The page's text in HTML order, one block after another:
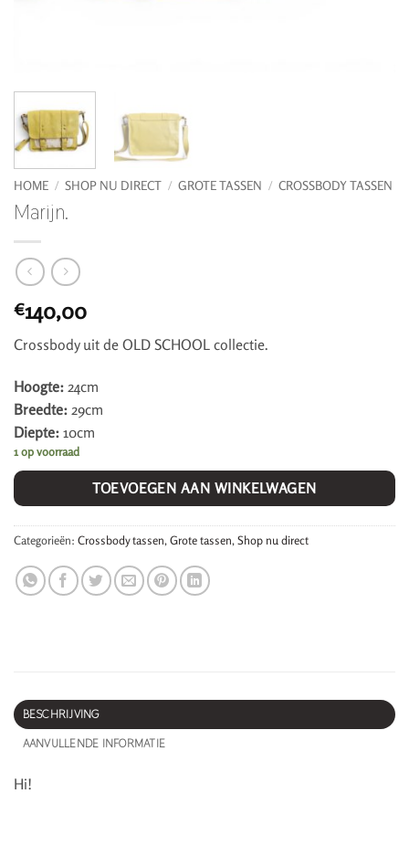
HOME / SHOP NU DIRECT / GROTE TASSEN / CROSSBODY TASSEN
Marijn.
€140,00
Crossbody uit de OLD SCHOOL collectie.
Hoogte: 24cm
Breedte: 29cm
Diepte: 10cm
1 op voorraad
TOEVOEGEN AAN WINKELWAGEN
Categorieën: Crossbody tassen, Grote tassen, Shop nu direct
BESCHRIJVING
AANVULLENDE INFORMATIE
Hi!